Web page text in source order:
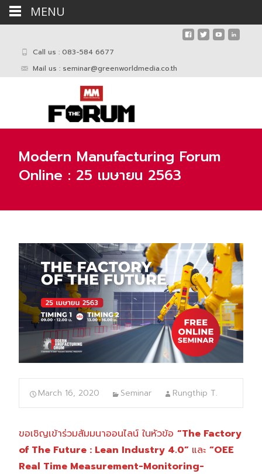
Call us : 083-584 6677
Mail us : seminar@greenworldmedia.co.th
Modern Manufacturing Forum
Online : 25 เมษายน 2563
March 16, 2020 Seminar Rungthip T.
ขอเชิญเข้าร่วมสัมมนาออนไลน์ ในหัวข้อ “The Factory
of The Future : Lean Industry 4.0” และ “OEE
Real Time Measurement-Monitoring-
MENU